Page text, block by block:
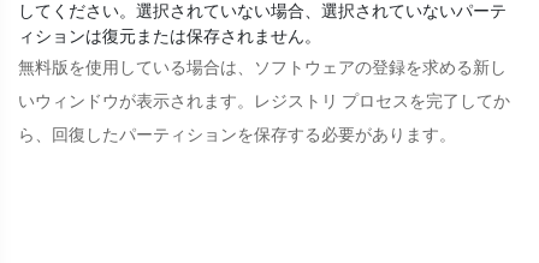
してください。選択されていない場合、選択されていないパーテ
ィションは復元または保存されません。
無料版を使用している場合は、ソフトウェアの登録を求める新し
いウィンドウが表示されます。レジストリ プロセスを完了してか
ら、回復したパーティションを保存する必要があります。